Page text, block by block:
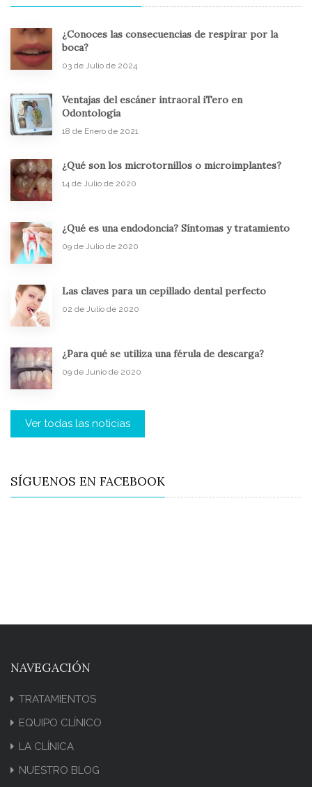
¿Conoces las consecuencias de respirar por la
boca?
03 de Julio de 2024
Ventajas del escáner intraoral iTero en
Odontología
18 de Enero de 2021
¿Qué son los microtornillos o microimplantes?
14 de Julio de 2020
¿Qué es una endodoncia? Síntomas y tratamiento
09 de Julio de 2020
Las claves para un cepillado dental perfecto
02 de Julio de 2020
¿Para qué se utiliza una férula de descarga?
09 de Junio de 2020
Ver todas las noticias
SÍGUENOS EN FACEBOOK
NAVEGACIÓN
TRATAMIENTOS
EQUIPO CLÍNICO
LA CLÍNICA
NUESTRO BLOG